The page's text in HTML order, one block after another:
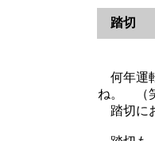
踏切
何年運
ね。 （
踏切に